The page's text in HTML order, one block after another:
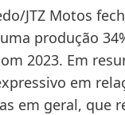
JTZ Motos
produção
2023. Em
em
em geral, que